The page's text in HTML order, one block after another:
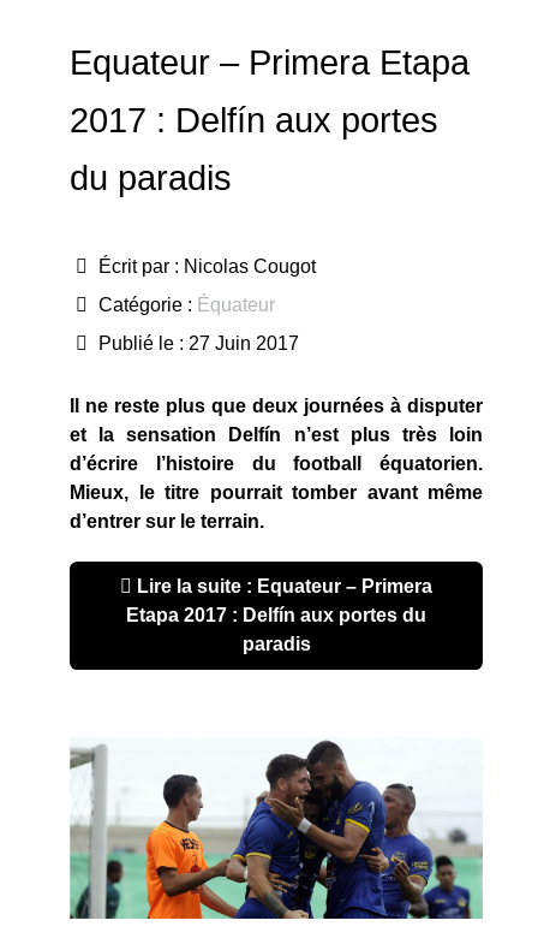
Equateur – Primera Etapa
2017 : Delfín aux portes
du paradis
Écrit par : Nicolas Cougot
Catégorie : Équateur
Publié le : 27 Juin 2017
Il ne reste plus que deux journées à disputer
et la sensation Delfín n’est plus très loin
d’écrire l’histoire du football équatorien.
Mieux, le titre pourrait tomber avant même
d’entrer sur le terrain.
Lire la suite : Equateur – Primera
Etapa 2017 : Delfín aux portes du
paradis